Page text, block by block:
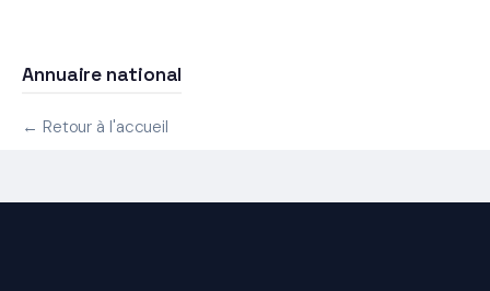
Annuaire national
← Retour à l'accueil